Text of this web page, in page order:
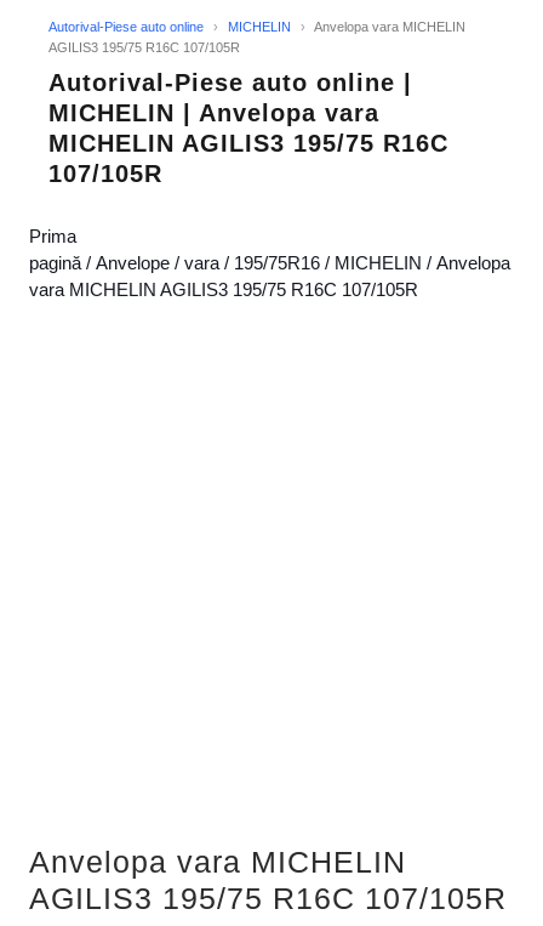
Autorival-Piese auto online › MICHELIN ›
Anvelopa vara MICHELIN
AGILIS3 195/75 R16C 107/105R
Autorival-Piese auto online |
MICHELIN | Anvelopa vara
MICHELIN AGILIS3 195/75 R16C
107/105R
Prima
pagină / Anvelope / vara / 195/75R16 / MICHELIN / Anvelopa
vara MICHELIN AGILIS3 195/75 R16C 107/105R
Anvelopa vara MICHELIN
AGILIS3 195/75 R16C 107/105R